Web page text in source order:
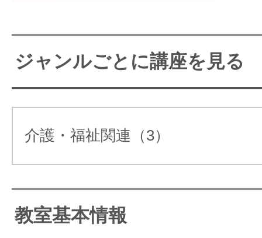
三幸福祉ｶﾚｯｼでﾞは、自ら考
介護の現場で働きたい方の成長
種講座をご提供します。
福祉の専門校である三幸福祉ｶﾚｯｼﾞ
スタートラインである「介護ヘル
ジャンルごとに講座を見る
介護・福祉関連（3）
教室基本情報